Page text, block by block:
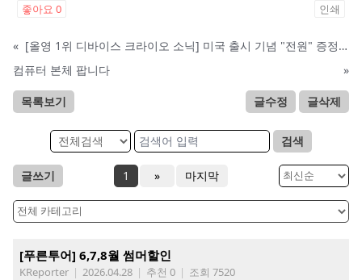
좋아요 0 인쇄
«
[올영 1위 디바이스 크라이오 소닉] 미국 출시 기념 "전원" 증정 이벤트, 참여 부탁드립니다.
컴퓨터 본체 팝니다
»
목록보기 글수정 글삭제
검색
글쓰기 1 » 마지막
[푸른투어] 6,7,8월 썸머할인
KReporter | 2026.04.28 | 추천 0 | 조회 7520